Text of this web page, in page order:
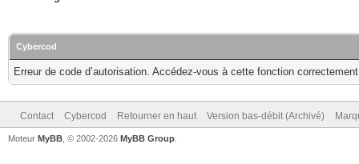
Cybercod
Erreur de code d’autorisation. Accédez-vous à cette fonction
Contact Cybercod Retourner en haut Version bas-débit (Archivé)
Moteur MyBB , © 2002-2026 MyBB Group